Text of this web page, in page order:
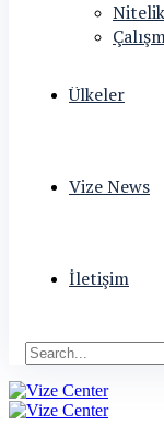
Ülkeler
Vize News
İletişim